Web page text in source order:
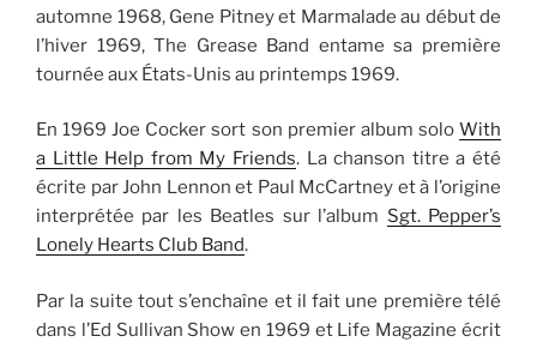
automne 1968, Gene Pitney et Marmalade au début de
l’hiver 1969, The Grease Band entame sa première
tournée aux États-Unis au printemps 1969.
En 1969 Joe Cocker sort son premier album solo With
a Little Help from My Friends. La chanson titre a été
écrite par John Lennon et Paul McCartney et à l’origine
interprétée par les Beatles sur l’album Sgt. Pepper’s
Lonely Hearts Club Band.
Par la suite tout s’enchaîne et il fait une première télé
dans l’Ed Sullivan Show en 1969 et Life Magazine écrit